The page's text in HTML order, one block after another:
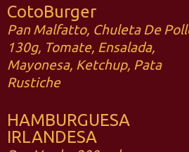
CotoBurger
Pan Malfatto, Chuleta De
130g, Tomate, Ensalada,
Mayonesa, Ketchup, Pata
Rustiche
HAMBURGUESA
IRLANDESA